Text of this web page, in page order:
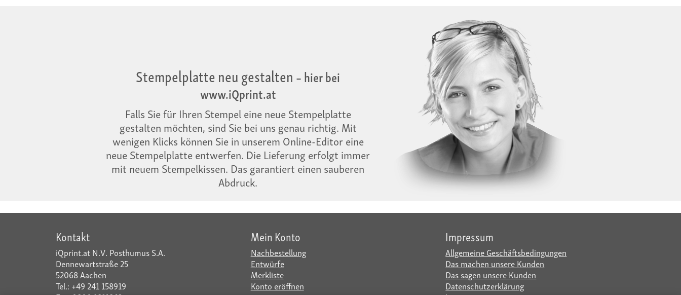
Stempelplatte neu gestalten– hier bei
www.iQprint.at
Falls Sie für Ihren Stempel eine neue Stempelplatte
gestalten möchten, sind Sie bei uns genau richtig. Mit
wenigen Klicks können Sie in unserem Online-Editor eine
neue Stempelplatte entwerfen. Die Lieferung erfolgt immer
mit neuem Stempelkissen. Das garantiert einen sauberen
Abdruck.
Kontakt
iQprint.at N.V. Posthumus S.A.
Dennewartstraße 25
52068 Aachen
Tel.: +49 241 158919
Mein Konto
Nachbestellung
Entwürfe
Merkliste
Konto eröffnen
Impressum
Allgemeine Geschäftsbedingungen
Das machen unsere Kunden
Das sagen unsere Kunden
Datenschutzerklärung